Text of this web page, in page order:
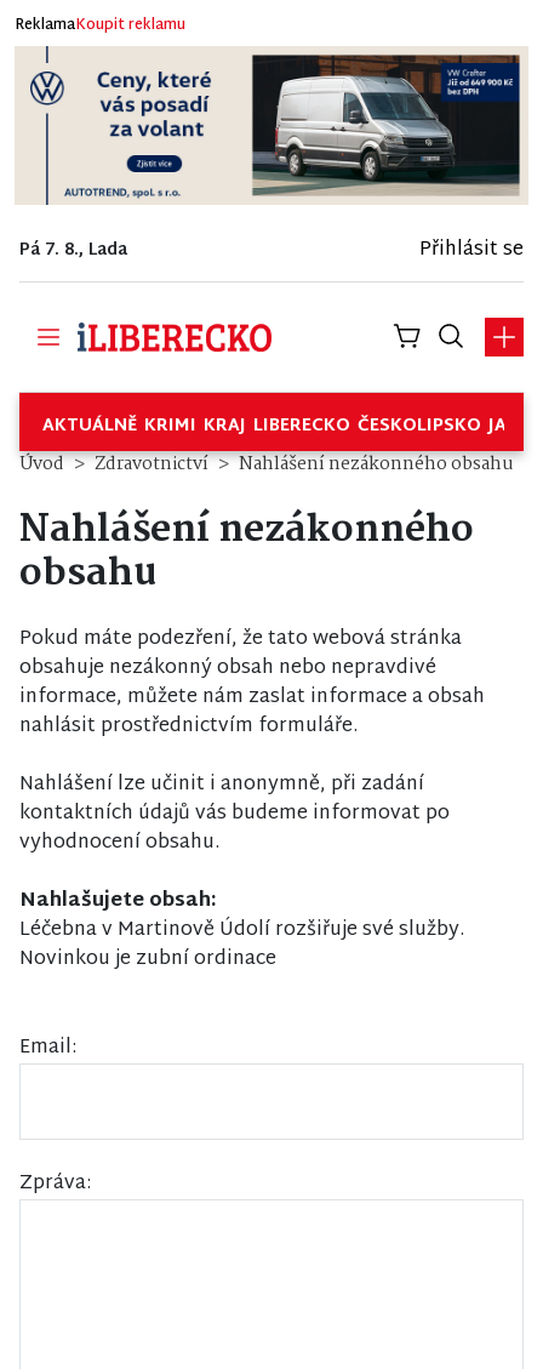
ReklamaKoupit reklamu
Pá 7. 8., Lada Přihlásit se
AKTUÁLNĚ KRIMI KRAJ LIBERECKO ČESKOLIPSKO
Úvod Zdravotnictví Nahlášení nezákonného obsahu
Nahlášení nezákonného
obsahu
Pokud máte podezření, že tato webová stránka
obsahuje nezákonný obsah nebo nepravdivé
informace, můžete nám zaslat informace a obsah
nahlásit prostřednictvím formuláře.
Nahlášení lze učinit i anonymně, při zadání
kontaktních údajů vás budeme informovat po
vyhodnocení obsahu.
Nahlašujete obsah:
Léčebna v Martinově Údolí rozšiřuje své služby.
Novinkou je zubní ordinace
Email:
Zpráva: